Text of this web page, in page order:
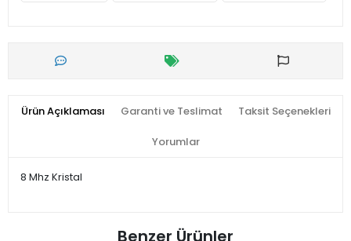
Ürün Açıklaması Garanti ve Teslimat Taksit Seçenekleri
Yorumlar
8 Mhz Kristal
Benzer Ürünler